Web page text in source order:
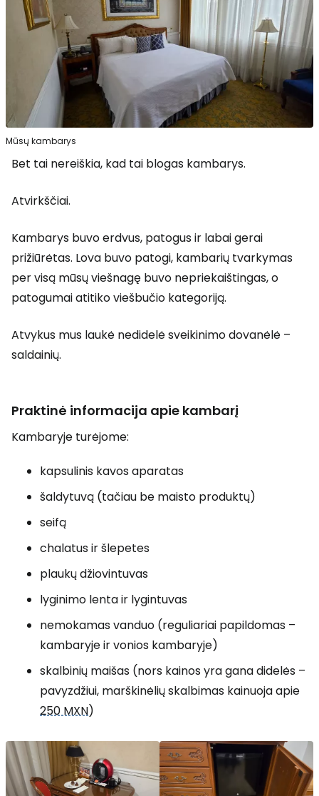
Mūsų kambarys
Bet tai nereiškia, kad tai blogas kambarys.
Atvirkščiai.
Kambarys buvo erdvus, patogus ir labai gerai
prižiūrėtas. Lova buvo patogi, kambarių tvarkymas
per visą mūsų viešnagę buvo nepriekaištingas, o
patogumai atitiko viešbučio kategoriją.
Atvykus mus laukė nedidelė sveikinimo dovanėlė –
saldainių.
Praktinė informacija apie kambarį
Kambaryje turėjome:
kapsulinis kavos aparatas
šaldytuvą (tačiau be maisto produktų)
seifą
chalatus ir šlepetes
plaukų džiovintuvas
lyginimo lenta ir lygintuvas
nemokamas vanduo (reguliariai papildomas –
kambaryje ir vonios kambaryje)
skalbinių maišas (nors kainos yra gana didelės –
pavyzdžiui, marškinėlių skalbimas kainuoja apie
250 MXN)